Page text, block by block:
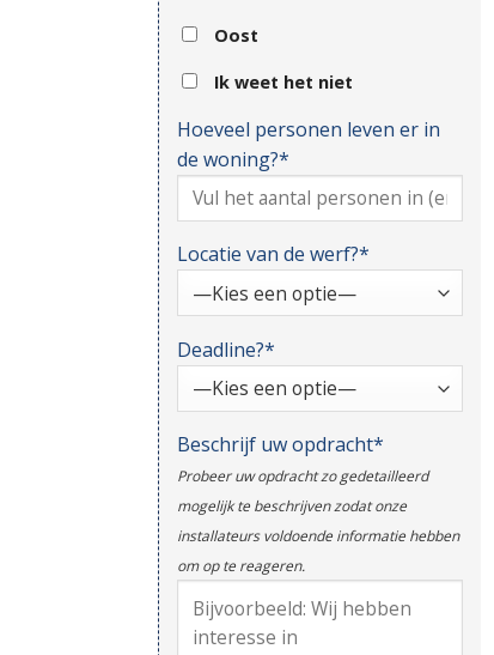
Oost
Ik weet het niet
Hoeveel personen leven er in
de woning?*
Locatie van de werf?*
Deadline?*
Beschrijf uw opdracht*
Probeer uw opdracht zo gedetailleerd
mogelijk te beschrijven zodat onze
installateurs voldoende informatie hebben
om op te reageren.